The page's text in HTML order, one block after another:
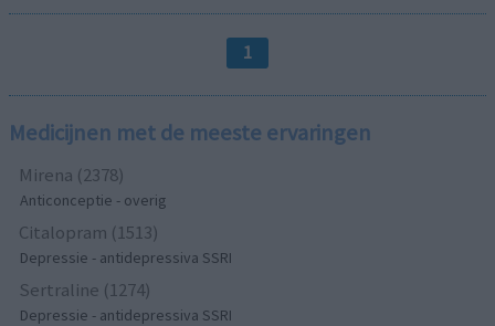
1
Medicijnen met de meeste ervaringen
Mirena (2378)
Anticonceptie - overig
Citalopram (1513)
Depressie - antidepressiva SSRI
Sertraline (1274)
Depressie - antidepressiva SSRI